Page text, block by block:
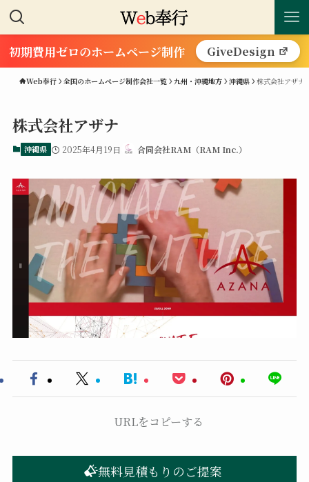
初期費用ゼロのホームページ制作 GiveDesign
Web奉行 全国のホームページ制作会社一覧 九州・沖縄地方 沖縄県 株式会社アザナ
株式会社アザナ
沖縄県 2025年4月19日 合同会社RAM（RAM Inc.）
URLをコピーする
無料見積もりのご提案